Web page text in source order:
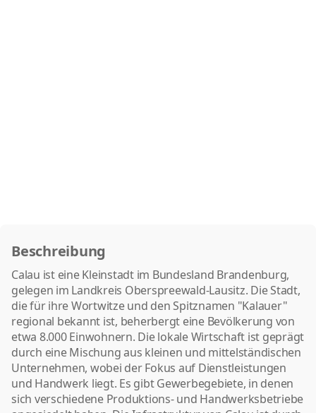
Beschreibung
Calau ist eine Kleinstadt im Bundesland Brandenburg,
gelegen im Landkreis Oberspreewald-Lausitz. Die Stadt,
die für ihre Wortwitze und den Spitznamen "Kalauer"
regional bekannt ist, beherbergt eine Bevölkerung von
etwa 8.000 Einwohnern. Die lokale Wirtschaft ist geprägt
durch eine Mischung aus kleinen und mittelständischen
Unternehmen, wobei der Fokus auf Dienstleistungen
und Handwerk liegt. Es gibt Gewerbegebiete, in denen
sich verschiedene Produktions- und Handwerksbetriebe